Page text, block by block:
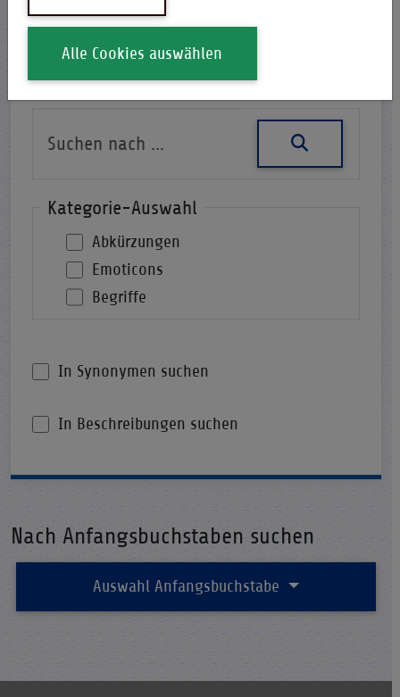
Nach einer Abkürzung suchen
Kategorie-Auswahl
Abkürzungen
Emoticons
Begriffe
In Synonymen suchen
In Beschreibungen suchen
Nach Anfangsbuchstaben suchen
Auswahl Anfangsbuchstabe
Alle Cookies auswählen